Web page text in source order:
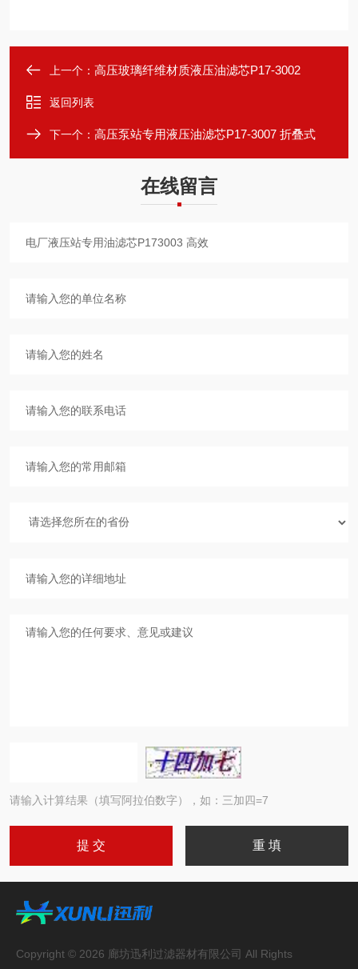
上一个： 高压玻璃纤维材质液压油滤芯P17-3002
返回列表
下一个： 高压泵站专用液压油滤芯P17-3007 折叠式
在线留言
请输入计算结果（填写阿拉伯数字），如：三加四=7
Copyright © 2026 廊坊迅利过滤器材有限公司 All Rights